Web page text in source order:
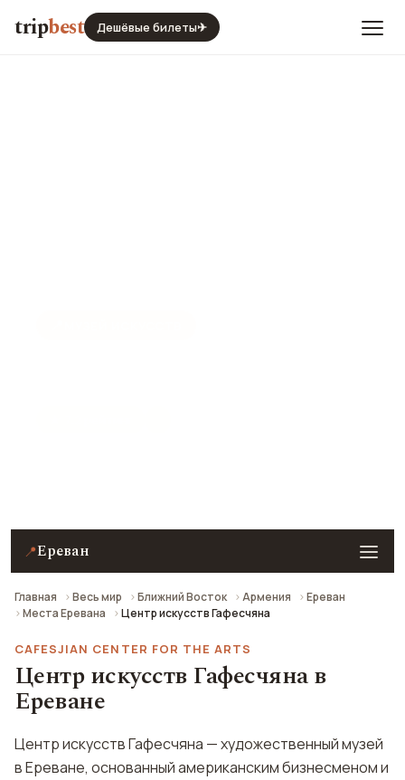
tripbest Дешёвые билеты✈
📍Ереван
Главная Весь мир Ближний Восток Армения
Ереван
Места Еревана
Центр искусств Гафесчяна
CAFESJIAN CENTER FOR THE ARTS
Центр искусств Гафесчяна в
Ереване
Центр искусств Гафесчяна — художественный музей
в Ереване, основанный американским бизнесменом и